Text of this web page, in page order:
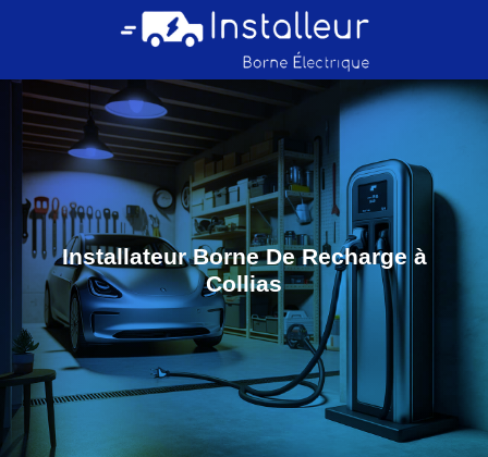
Installateur Borne De Recharge à
Collias